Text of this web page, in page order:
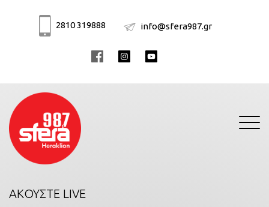
2810 319888 info@sfera987.gr
Toggle
ΑΚΟΥΣΤΕ LIVE